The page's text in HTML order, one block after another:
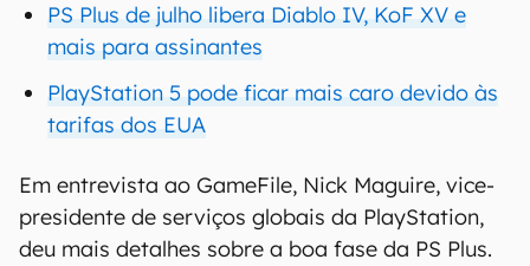
PS Plus de julho libera Diablo IV, KoF XV e
mais para assinantes
PlayStation 5 pode ficar mais caro devido às
tarifas dos EUA
Em entrevista ao GameFile, Nick Maguire, vice-
presidente de serviços globais da PlayStation,
deu mais detalhes sobre a boa fase da PS Plus.